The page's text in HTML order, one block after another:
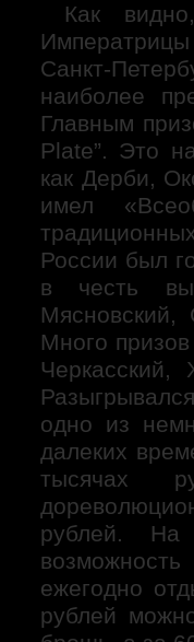
Как
Санкт-
наиболее
Главным
Plate”. Это
как Дерби,
имел
России был
в честь
Мясновский,
Много
Черкасский,
одно из
далеких
тысячах
рублей.
ежегодно
рублей